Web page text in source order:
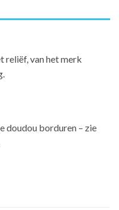
reliëf, van het merk
doudou borduren – zie